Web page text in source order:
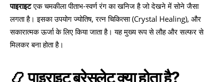
पाइराइटएक चमकीला पीताभ-स्वर्ण रंग का खनिज है जो देखने में सोने जैसा
लगता है। इसका उपयोग ज्योतिष, रत्न चिकित्सा (Crystal Healing), और
सकारात्मक ऊर्जा के लिए किया जाता है। यह मुख्य रूप से लौह और सल्फर से
मिलकर बना होता है।
📿 पाइराइट ब्रेसलेट क्या होता है?